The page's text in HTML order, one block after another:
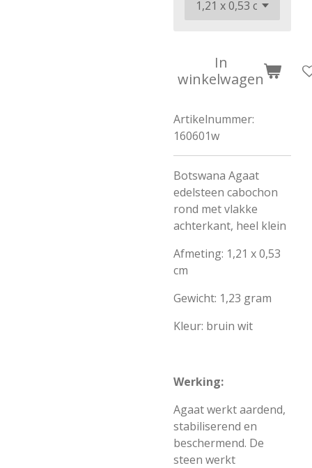
In
winkelwagen
Artikelnummer:
160601w
Botswana Agaat
edelsteen cabochon
rond met vlakke
achterkant, heel klein
Afmeting: 1,21 x 0,53
cm
Gewicht: 1,23 gram
Kleur: bruin wit
Werking:
Agaat werkt aardend,
stabiliserend en
beschermend. De
steen werkt